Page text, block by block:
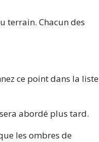
terrain. Chacun des
ce point dans la liste
abordé plus tard.
les ombres de